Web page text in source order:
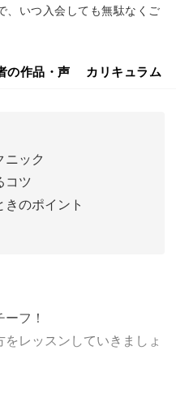
、いつ入会しても無駄なくご
の作品・声 カリキュラム
ック
コツ
のポイント
フ！
レッスンしていきましょ